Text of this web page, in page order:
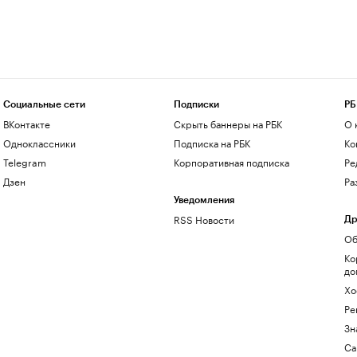
Социальные сети
ВКонтакте
Одноклассники
Telegram
Дзен
Подписки
Скрыть баннеры на РБК
Подписка на РБК
Корпоративная подписка
Уведомления
RSS Новости
О